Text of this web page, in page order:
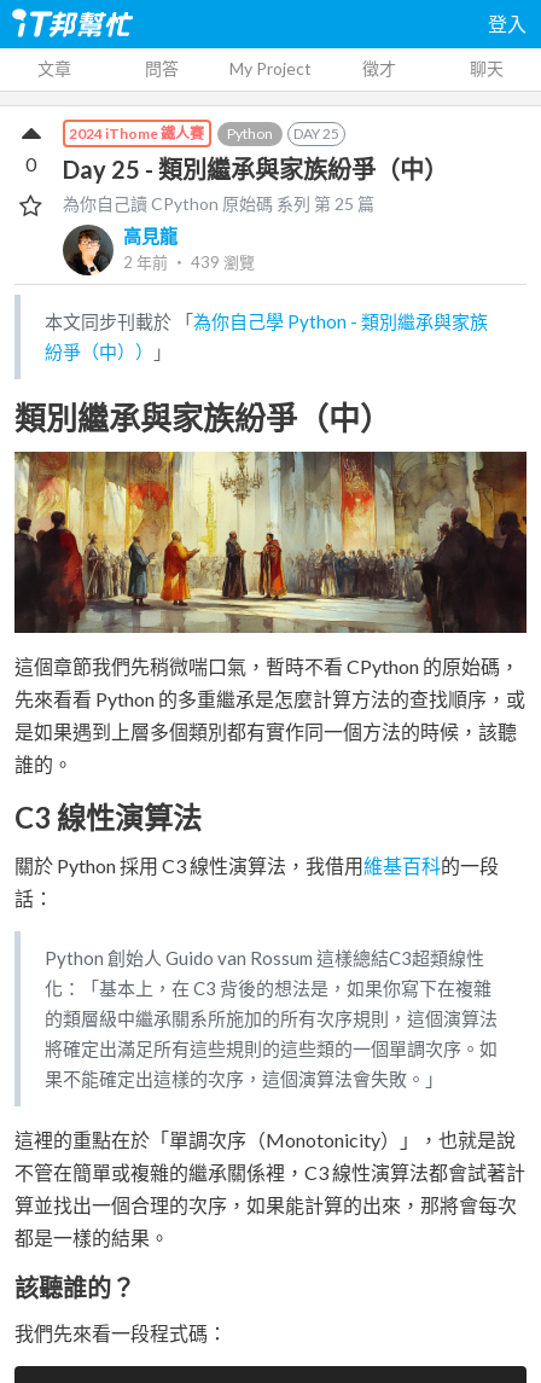
登入
文章 問答 My Project 徵才 聊天
2024 iThome 鐵人賽 Python DAY25
Day 25 - 類別繼承與家族紛爭（中）
為你自己讀 CPython 原始碼 系列 第25 篇
高見龍
2 年前 ‧ 439 瀏覽
0
本文同步刊載於 「 為你自己學 Python - 類別繼承與家族
紛爭（中））
」
類別繼承與家族紛爭（中）
這個章節我們先稍微喘口氣，暫時不看 CPython 的原始碼，
先來看看 Python 的多重繼承是怎麼計算方法的查找順序，或
是如果遇到上層多個類別都有實作同一個方法的時候，該聽
誰的。
C3 線性演算法
關於 Python 採用 C3 線性演算法，我借用維基百科的一段
話：
Python 創始人 Guido van Rossum 這樣總結C3超類線性
化：「基本上，在 C3 背後的想法是，如果你寫下在複雜
的類層級中繼承關系所施加的所有次序規則，這個演算法
將確定出滿足所有這些規則的這些類的一個單調次序。如
果不能確定出這樣的次序，這個演算法會失敗。」
這裡的重點在於「單調次序（Monotonicity）」，也就是說
不管在簡單或複雜的繼承關係裡，C3 線性演算法都會試著計
算並找出一個合理的次序，如果能計算的出來，那將會每次
都是一樣的結果。
該聽誰的？
我們先來看一段程式碼：